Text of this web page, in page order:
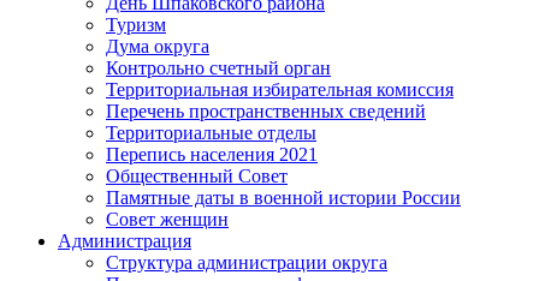
Туризм
Дума округа
Контрольно счетный орган
Территориальная избирательная комиссия
Перечень пространственных сведений
Территориальные отделы
Перепись населения 2021
Общественный Совет
Памятные даты в военной истории России
Совет женщин
Администрация
Структура администрации округа